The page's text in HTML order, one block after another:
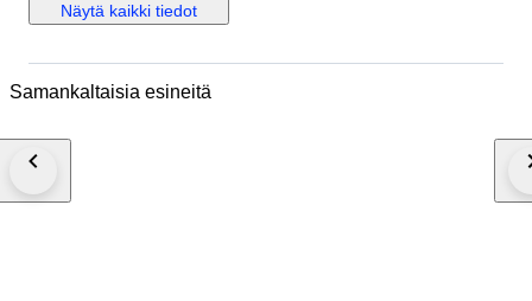
Näytä kaikki tiedot
Samankaltaisia esineitä